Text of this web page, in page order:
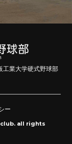
工業大学硬式野球部
ー
all rights